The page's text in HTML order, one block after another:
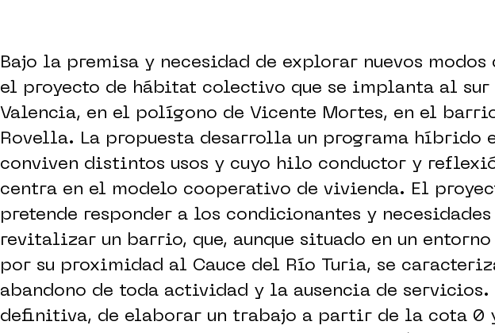
Bajo la premisa y necesidad de explorar nuevos modos
el proyecto de hábitat colectivo que se implanta al sur
Valencia, en el polígono de Vicente Mortes, en el
Rovella. La propuesta desarrolla un programa híbrido
conviven distintos usos y cuyo hilo conductor y
centra en el modelo cooperativo de vivienda. El
pretende responder a los condicionantes y
revitalizar un barrio, que, aunque situado en un
por su proximidad al Cauce del Río Turia, se
abandono de toda actividad y la ausencia de servicios.
definitiva, de elaborar un trabajo a partir de la cota 0